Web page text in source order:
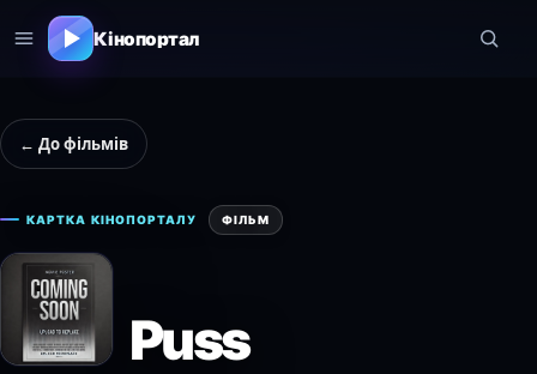
Кінопортал
← До фільмів
КАРТКА КІНОПОРТАЛУ ФІЛЬМ
Puss